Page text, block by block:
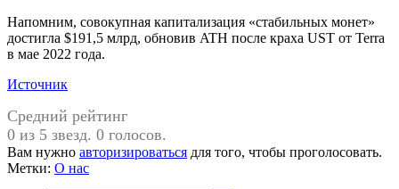
Напомним, совокупная капитализация «стабильных монет»
достигла $191,5 млрд, обновив ATH после краха UST от Terra
в мае 2022 года.
Источник
Средний рейтинг
0 из 5 звезд. 0 голосов.
Вам нужно авторизироваться для того, чтобы проголосовать.
Метки: О нас